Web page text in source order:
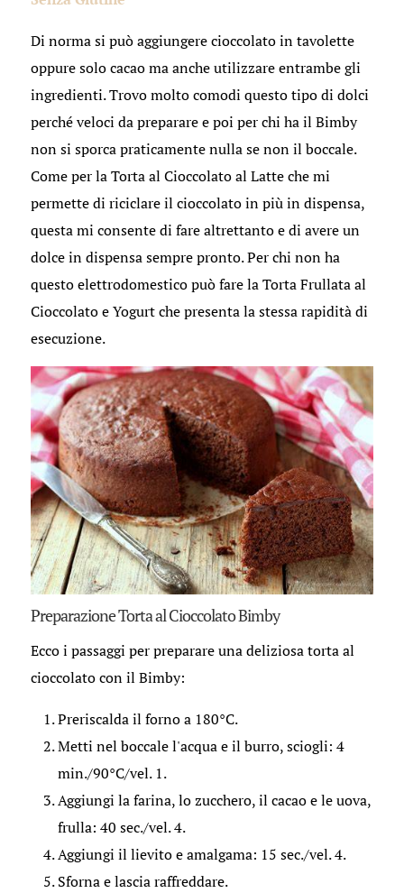
Di norma si può aggiungere cioccolato in tavolette
oppure solo cacao ma anche utilizzare entrambe gli
ingredienti. Trovo molto comodi questo tipo di dolci
perché veloci da preparare e poi per chi ha il Bimby
non si sporca praticamente nulla se non il boccale.
Come per la Torta al Cioccolato al Latte che mi
permette di riciclare il cioccolato in più in dispensa,
questa mi consente di fare altrettanto e di avere un
dolce in dispensa sempre pronto. Per chi non ha
questo elettrodomestico può fare la Torta Frullata al
Cioccolato e Yogurt che presenta la stessa rapidità di
esecuzione.
Preparazione Torta al Cioccolato Bimby
Ecco i passaggi per preparare una deliziosa torta al
cioccolato con il Bimby:
Preriscalda il forno a 180°C.
Metti nel boccale l'acqua e il burro, sciogli: 4
min./90°C/vel. 1.
Aggiungi la farina, lo zucchero, il cacao e le uova,
frulla: 40 sec./vel. 4.
Aggiungi il lievito e amalgama: 15 sec./vel. 4.
Sforna e lascia raffreddare.